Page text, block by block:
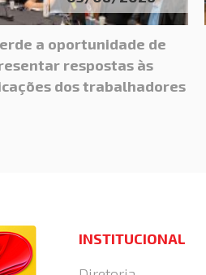
a oportunidade de
respostas às
dos trabalhadores
INSTITUCIONAL